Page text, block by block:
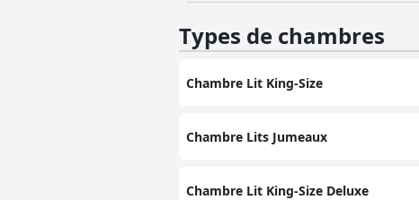
Types de chambres
Chambre Lit King-Size
Chambre Lits Jumeaux
Chambre Lit King-Size Deluxe